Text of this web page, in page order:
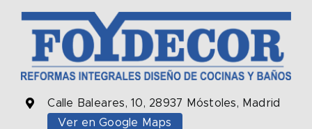
Calle Baleares, 10, 28937 Móstoles, Madrid
Ver en Google Maps